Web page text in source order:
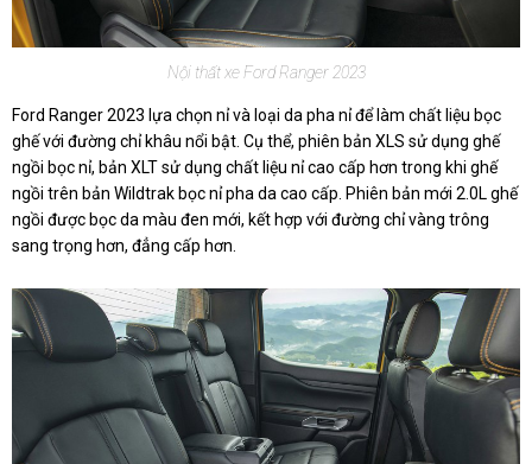
Nội thất xe Ford Ranger 2023
Ford Ranger 2023 lựa chọn nỉ và loại da pha nỉ để làm chất liệu bọc
ghế với đường chỉ khâu nổi bật. Cụ thể, phiên bản XLS sử dụng ghế
ngồi bọc nỉ, bản XLT sử dụng chất liệu nỉ cao cấp hơn trong khi ghế
ngồi trên bản Wildtrak bọc nỉ pha da cao cấp. Phiên bản mới 2.0L ghế
ngồi được bọc da màu đen mới, kết hợp với đường chỉ vàng trông
sang trọng hơn, đẳng cấp hơn.